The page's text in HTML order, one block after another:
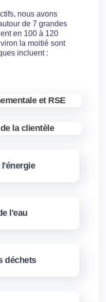
nous avons
de 7 grandes
en 100 à 120
la moitié sont
incluent :
et RSE
la clientèle
l'eau
déchets